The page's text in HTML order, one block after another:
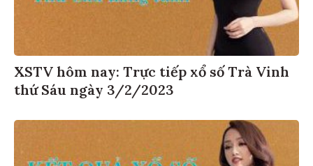
XSTV hôm nay: Trực tiếp xổ số Trà Vinh
thứ Sáu ngày 3/2/2023